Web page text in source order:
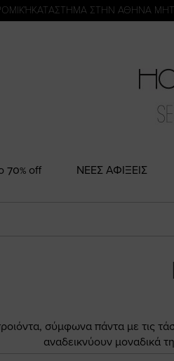
KATΑΣΤΗΜΑ ΣΤΗΝ ΑΘΗΝΑ
70% off NΕΕΣ ΑΦΙΞΕΙΣ
σύμφωνα πάντα με τις
αναδεικνύουν μοναδικά
Αναζήτηση